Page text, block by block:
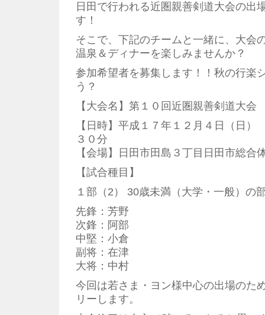
日田で行われる近圏親善剣道大会の出
す！
そこで、下記のチームと一緒に、大会
温泉＆ディナーを楽しみませんか？
参加希望者を募集します！！秋の行楽
う？
【大会名】第１０回近圏親善剣道大会
【日時】平成１７年１２月４日（日
３０分
【会場】日田市田島３丁目日田市総合
【試合種目】
１部（2） 30歳未満（大学・一般）の
先鋒：芳野
次鋒：阿部
中堅：小倉
副将：在津
大将：中村
今回は若さま・ヨン様中心の出場のた
リーします。